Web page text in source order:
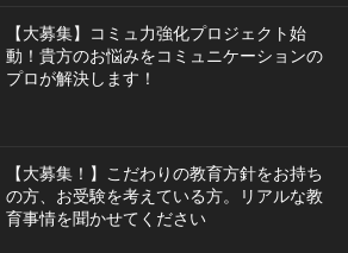
【大募集】コミュ力強化プロジェクト始
動！貴方のお悩みをコミュニケーションの
プロが解決します！
【大募集！】こだわりの教育方針をお持ち
の方、お受験を考えている方。リアルな教
育事情を聞かせてください